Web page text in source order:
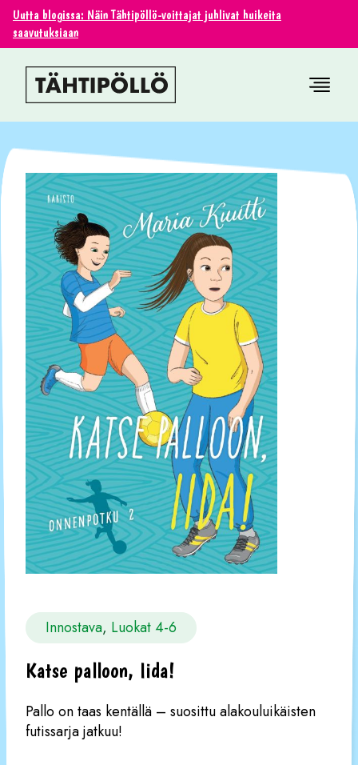
Uutta blogissa: Näin Tähtipöllö-voittajat juhlivat huikeita
saavutuksiaan
Innostava, Luokat 4-6
Katse palloon, Iida!
Pallo on taas kentällä – suosittu alakouluikäisten
futissarja jatkuu!